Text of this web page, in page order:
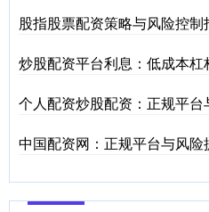
股指股票配资策略与风险控制
炒股配资平台利息：低成本杠
个人配资炒股配资：正规平台
中国配资网：正规平台与风险